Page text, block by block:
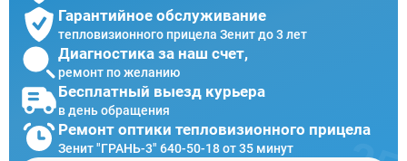
Гарантийное обслуживание
тепловизионного прицела Зенит до 3 лет
Диагностика за наш счет,
ремонт по желанию
Бесплатный выезд курьера
в день обращения
Ремонт оптики тепловизионного прицела
Зенит "ГРАНЬ-3" 640-50-18 от 35 минут